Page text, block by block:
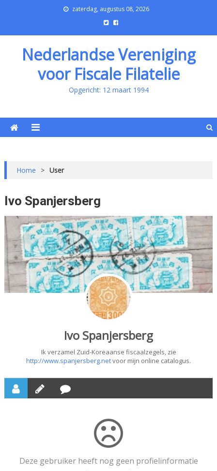
zaterdag, augustus 08, 2026
Nederlandse Vereniging
voor Fiscale Filatelie
Opgericht: 12 maart 1994
Home > User
Ivo Spanjersberg
Ivo Spanjersberg
Ik verzamel Zuid-Koreaanse fiscaalzegels, zie
http://www.spanjersberg.netvoor mijn online catalogus.
Deze gebruiker heeft nog geen profielinformatie